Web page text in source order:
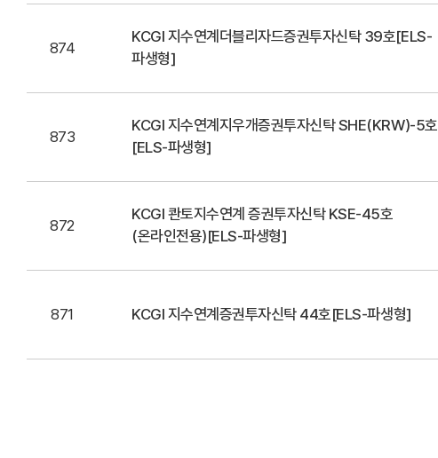
874
KCGI 지수연계더블리자드증권투자신탁 39호[ELS-
파생형]
873
KCGI 지수연계지우개증권투자신탁 SHE(KRW)-5호
[ELS-파생형]
872
KCGI 콴토지수연계 증권투자신탁 KSE-45호
(온라인전용)[ELS-파생형]
871 KCGI 지수연계증권투자신탁 44호[ELS-파생형]